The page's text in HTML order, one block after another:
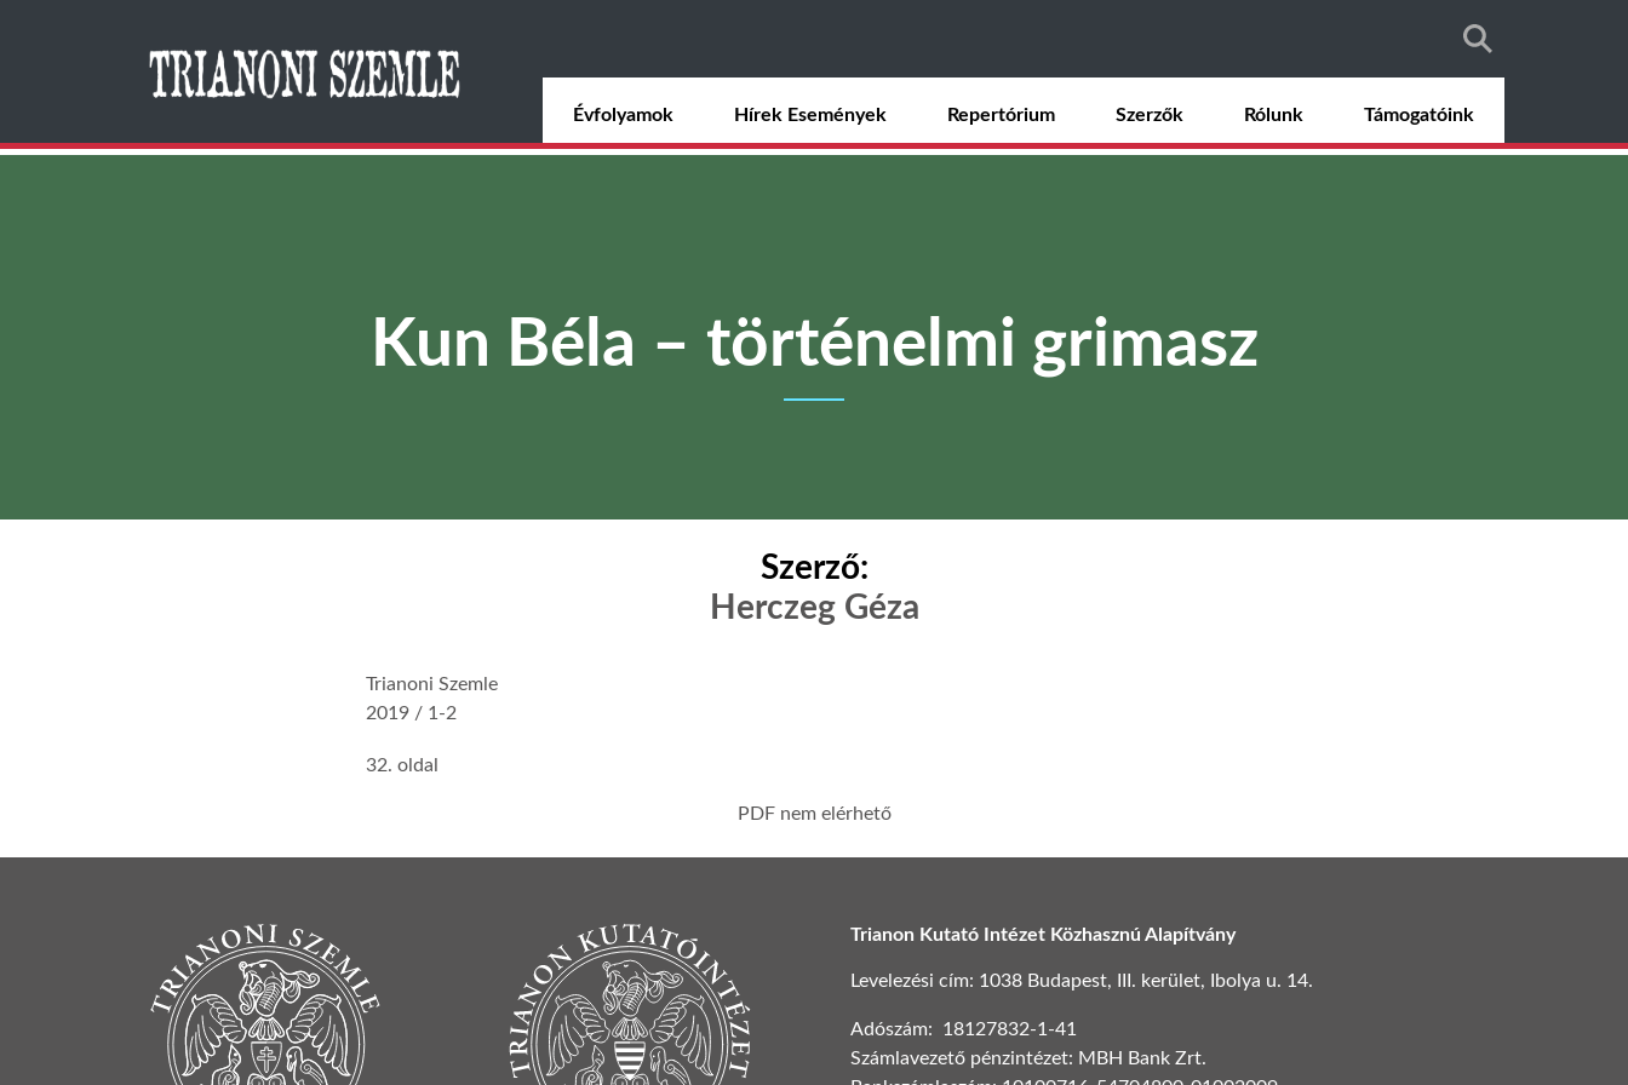
tartalomra
Évfolyamok Hírek Események Repertórium Szerzők Rólunk Támogatóink
Kun Béla – történelmi grimasz
Szerző:
Herczeg Géza
Trianoni Szemle
2019 / 1-2
32. oldal
PDF nem elérhető
Trianon Kutató Intézet Közhasznú Alapítvány
Levelezési cím: 1038 Budapest, III. kerület, Ibolya u. 14.
Adószám: 18127832-1-41
Számlavezető pénzintézet: MBH Bank Zrt.